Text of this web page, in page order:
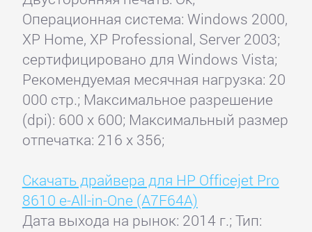
Операционная система: Windows 2000,
XP Home, XP Professional, Server 2003;
сертифицировано для Windows Vista;
Рекомендуемая месячная нагрузка: 20
000 стр.; Максимальное разрешение
(dpi): 600 x 600; Максимальный размер
отпечатка: 216 x 356;
Скачать драйвера для HP Officejet Pro
8610 e-All-in-One (A7F64A)
Дата выхода на рынок: 2014 г.; Тип: